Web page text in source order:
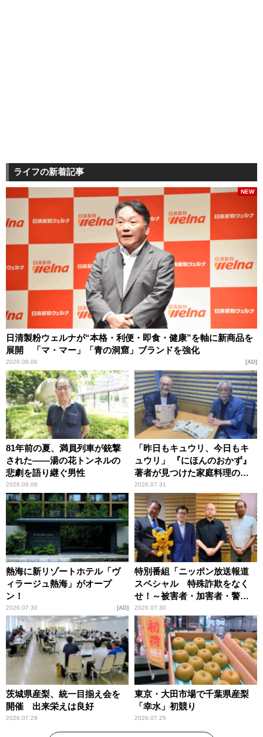
ライフの新着記事
日清製粉ウェルナが“本格・利便・即食・健康”を軸に新商品を
展開 「マ・マー」「青の洞窟」ブランドを強化
2026.08.06
NEW
AD
81年前の夏、満員列車が銃撃
された――湯の花トンネルの
悲劇を語り継ぐ男性
2026.08.06
「昨日もキュウリ、今日もキ
ュウリ」 『にほんのおかず』
著者が見つけた家庭料理の知
恵
2026.07.31
熱海に新リゾートホテル「ヴ
ィラージュ熱海」がオープ
ン！
2026.07.30 AD
特別番組「ニッポン放送報道
スペシャル 特殊詐欺をなく
せ！～被害者・加害者・警視
庁が語るトクリュウの実態
～」放送
2026.07.30
茨城県産梨、統一目揃え会を
開催 出来栄えは良好
2026.07.29
東京・大田市場で千葉県産梨
「幸水」初競り
2026.07.25